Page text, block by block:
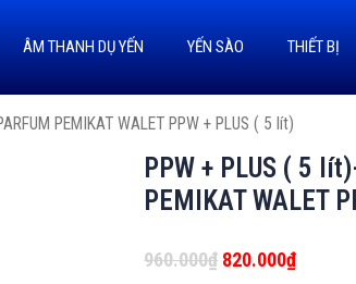
ÂM THANH DỤ YẾN YẾN SÀO THIẾT BỊ
PEMIKAT WALET PPW + PLUS ( 5 lít)
PPW + PLUS ( 5
PEMIKAT WALET
960.000₫ 820.000₫